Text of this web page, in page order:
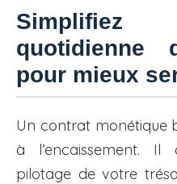
quotidienne
pour mieux
Un contrat monétique
à l’encaissement.
pilotage de votre